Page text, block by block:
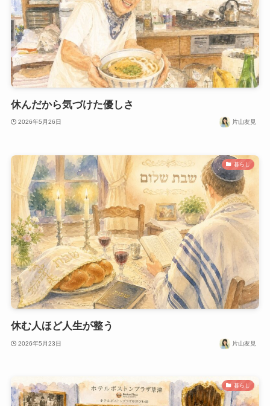
休んだから気づけた優しさ
2026年5月26日 片山友見
暮らし
休む人ほど人生が整う
2026年5月23日 片山友見
暮らし